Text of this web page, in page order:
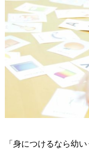
「身につけるなら幼